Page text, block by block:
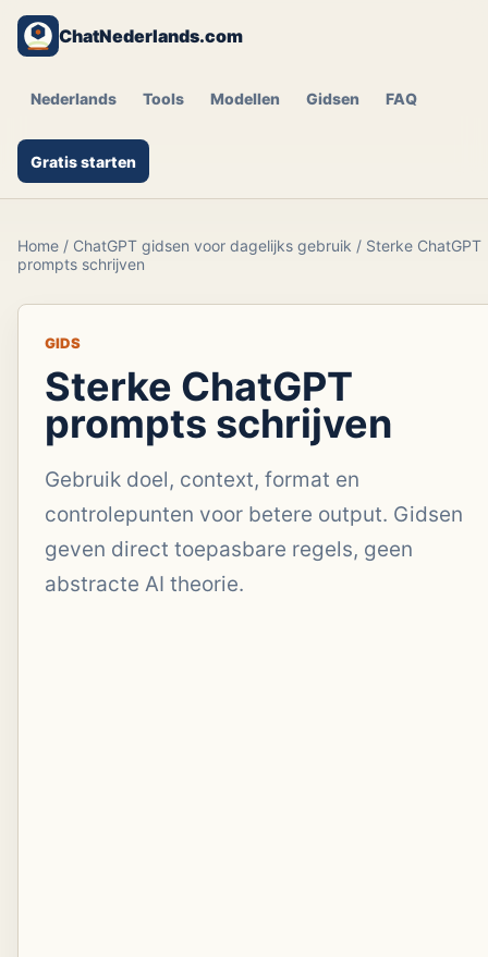
ChatNederlands.com
Nederlands Tools Modellen Gidsen FAQ
Gratis starten
Home / ChatGPT gidsen voor dagelijks gebruik / Sterke ChatGPT
prompts schrijven
GIDS
Sterke ChatGPT
prompts schrijven
Gebruik doel, context, format en
controlepunten voor betere output. Gidsen
geven direct toepasbare regels, geen
abstracte AI theorie.